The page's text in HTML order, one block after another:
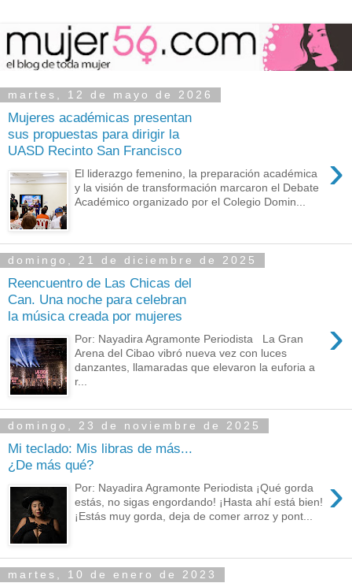
martes, 12 de mayo de 2026
Mujeres académicas presentan
sus propuestas para dirigir la
UASD Recinto San Francisco
›
El liderazgo femenino, la preparación académica
y la visión de transformación marcaron el Debate
Académico organizado por el Colegio Domin...
domingo, 21 de diciembre de 2025
Reencuentro de Las Chicas del
Can. Una noche para celebran
la música creada por mujeres
›
Por: Nayadira Agramonte Periodista La Gran
Arena del Cibao vibró nueva vez con luces
danzantes, llamaradas que elevaron la euforia a
r...
domingo, 23 de noviembre de 2025
Mi teclado: Mis libras de más...
¿De más qué?
›
Por: Nayadira Agramonte Periodista ¡Qué gorda
estás, no sigas engordando! ¡Hasta ahí está bien!
¡Estás muy gorda, deja de comer arroz y pont...
martes, 10 de enero de 2023